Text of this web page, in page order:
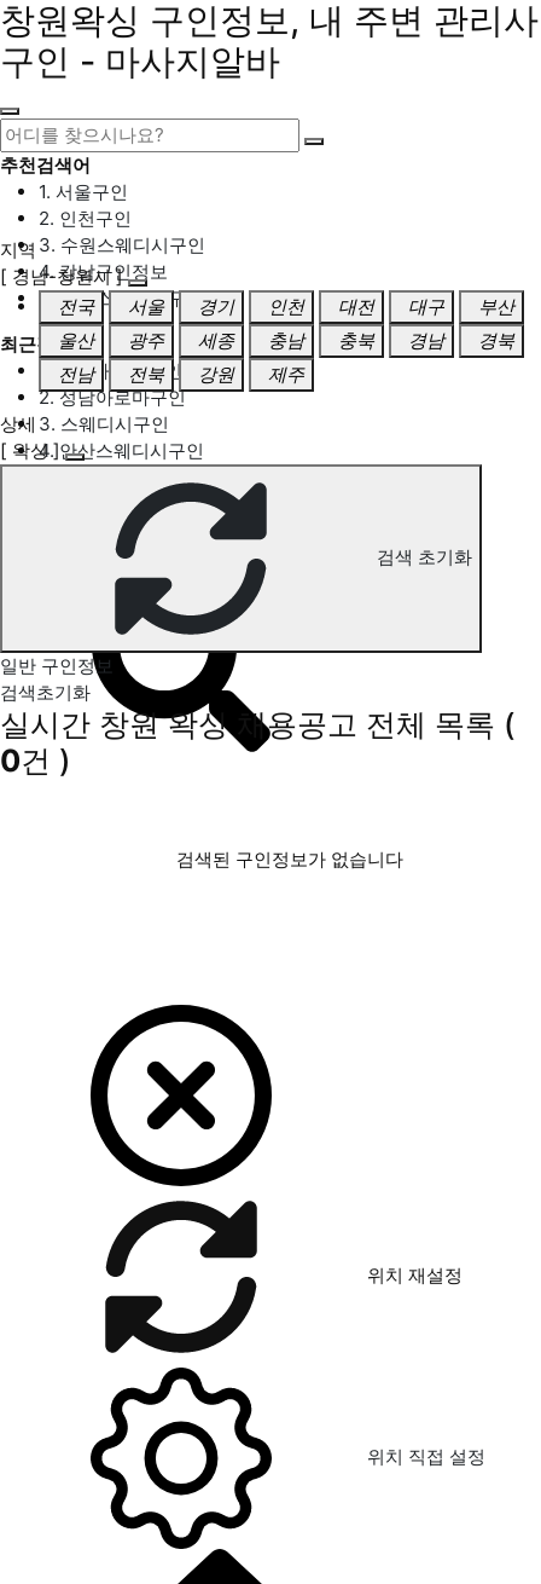
창원왁싱 구인정보, 내 주변 관리사
구인 - 마사지알바
추천검색어
1. 서울구인
2. 인천구인
3. 수원스웨디시구인
4. 강남구인정보
5. 동탄스웨디시구인
최근검색어
1. 일산마사지구인
2. 성남아로마구인
3. 스웨디시구인
4. 안산스웨디시구인
창원 왁싱 구인정보
지역
[ 경남-창원시 ]
전국
서울 경기 인천 대전 대구
부산
울산
광주 세종 충남 충북 경남
경북
전남
전북 강원 제주
상세
[ 왁싱 ]
검색 초기화
일반 구인정보
검색초기화
실시간 창원 왁싱 채용공고 전체 목록 (
0건 )
검색된 구인정보가 없습니다
위치 재설정
위치 직접 설정